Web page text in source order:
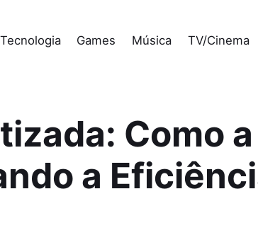
Tecnologia Games Música TV/Cinema
Como a
a